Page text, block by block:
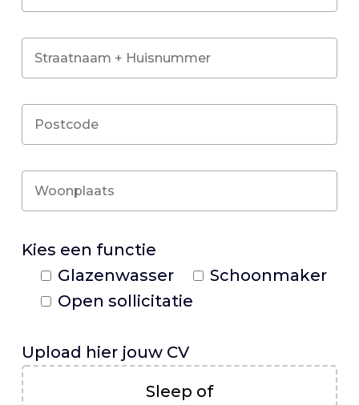
Kies een functie
Glazenwasser
Schoonmaker
Open sollicitatie
Upload hier jouw CV
Sleep of